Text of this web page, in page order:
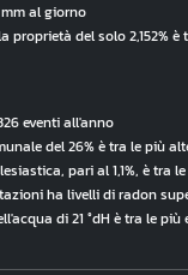
mm al giorno
proprietà del solo 2,152% è
eventi all'anno
del 26% è tra le più
pari al 1,1%, è tra
ha livelli di radon
di 21 °dH è tra le più